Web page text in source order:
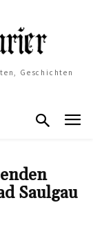
Geschichten
Saulgau